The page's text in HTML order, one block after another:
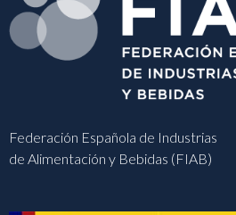
Federación Española de Industrias
de Alimentación y Bebidas (FIAB)